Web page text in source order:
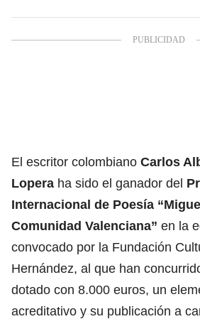
El escritor colombiano Carlos
Lopera ha sido el ganador del
Internacional de Poesía
Comunidad Valenciana” en la
convocado por la Fundación
Hernández, al que han
dotado con 8.000 euros, un
acreditativo y su publicación a